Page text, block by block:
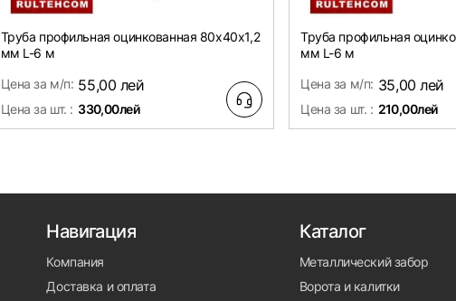
Труба профильная оцинкованная 80х40x1,2
мм L-6 м
Цена за м/п: 55,00 лей
Цена за шт. : 330,00лей
Труба профильная
мм L-6 м
Цена за м/п: 35,00 лей
Цена за шт. : 210,00лей
Навигация
Компания
Доставка и оплата
Каталог
Металлический забор
Ворота и калитки